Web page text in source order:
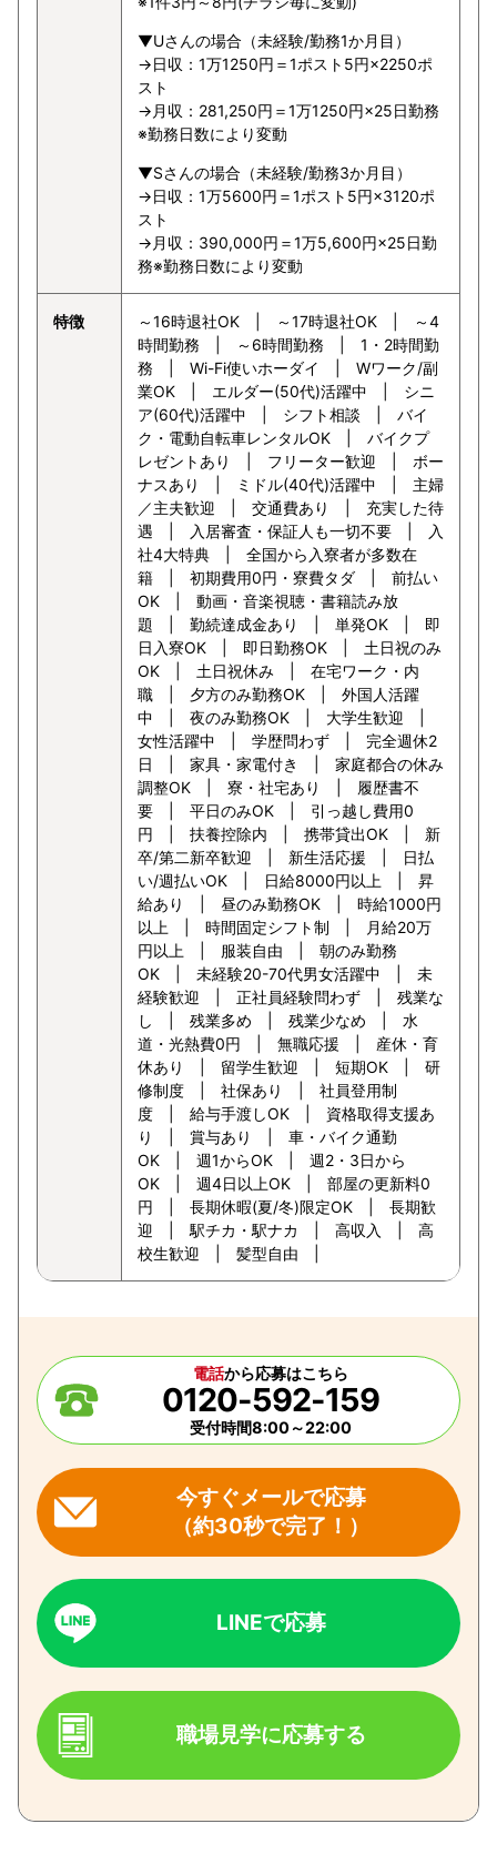
▼Uさんの場合（未経験/勤務1か月目）
→日収：1万1250円＝1ポスト5円×2250ポ
スト
→月収：281,250円＝1万1250円×25日勤務
※勤務日数により変動
▼Sさんの場合（未経験/勤務3か月目）
→日収：1万5600円＝1ポスト5円×3120ポ
スト
→月収：390,000円＝1万5,600円×25日勤
務※勤務日数により変動
特徴
～16時退社OK | ～17時退社OK | ～4
時間勤務 | ～6時間勤務 | 1・2時間勤
務 | Wi-Fi使いホーダイ | Wワーク/副
業OK | エルダー(50代)活躍中 | シニ
ア(60代)活躍中 | シフト相談 | バイ
ク・電動自転車レンタルOK | バイクプ
レゼントあり | フリーター歓迎 | ボー
ナスあり | ミドル(40代)活躍中 | 主婦
／主夫歓迎 | 交通費あり | 充実した待
遇 | 入居審査・保証人も一切不要 | 入
社4大特典 | 全国から入寮者が多数在
籍 | 初期費用0円・寮費タダ | 前払い
OK | 動画・音楽視聴・書籍読み放
題 | 勤続達成金あり | 単発OK | 即
日入寮OK | 即日勤務OK | 土日祝のみ
OK | 土日祝休み | 在宅ワーク・内
職 | 夕方のみ勤務OK | 外国人活躍
中 | 夜のみ勤務OK | 大学生歓迎 |
女性活躍中 | 学歴問わず | 完全週休2
日 | 家具・家電付き | 家庭都合の休み
調整OK | 寮・社宅あり | 履歴書不
要 | 平日のみOK | 引っ越し費用0
円 | 扶養控除内 | 携帯貸出OK | 新
卒/第二新卒歓迎 | 新生活応援 | 日払
い/週払いOK | 日給8000円以上 | 昇
給あり | 昼のみ勤務OK | 時給1000円
以上 | 時間固定シフト制 | 月給20万
円以上 | 服装自由 | 朝のみ勤務
OK | 未経験20-70代男女活躍中 | 未
経験歓迎 | 正社員経験問わず | 残業な
し | 残業多め | 残業少なめ | 水
道・光熱費0円 | 無職応援 | 産休・育
休あり | 留学生歓迎 | 短期OK | 研
修制度 | 社保あり | 社員登用制
度 | 給与手渡しOK | 資格取得支援あ
り | 賞与あり | 車・バイク通勤
OK | 週1からOK | 週2・3日から
OK | 週4日以上OK | 部屋の更新料0
円 | 長期休暇(夏/冬)限定OK | 長期歓
迎 | 駅チカ・駅ナカ | 高収入 | 高
校生歓迎 | 髪型自由 |
電話から応募はこちら
0120-592-159
受付時間8:00～22:00
今すぐメールで応募
（約30秒で完了！）
LINEで応募
職場見学に応募する